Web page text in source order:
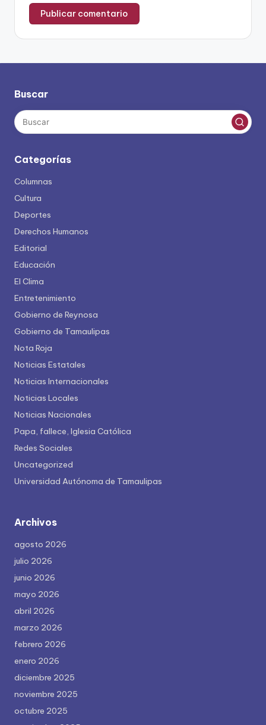
Buscar
Categorías
Columnas
Cultura
Deportes
Derechos Humanos
Editorial
Educación
El Clima
Entretenimiento
Gobierno de Reynosa
Gobierno de Tamaulipas
Nota Roja
Noticias Estatales
Noticias Internacionales
Noticias Locales
Noticias Nacionales
Papa, fallece, Iglesia Católica
Redes Sociales
Uncategorized
Universidad Autónoma de Tamaulipas
Archivos
agosto 2026
julio 2026
junio 2026
mayo 2026
abril 2026
marzo 2026
febrero 2026
enero 2026
diciembre 2025
noviembre 2025
octubre 2025